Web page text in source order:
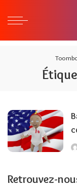
Retrouvez-